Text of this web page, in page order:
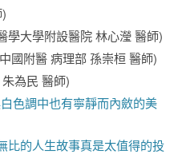
學大學附設醫院 林心瀅 醫師)
國附醫 病理部 孫崇桓 醫師)
為民 醫師)
色調中也有寧靜而內斂的美
比的人生故事真是太值得的投